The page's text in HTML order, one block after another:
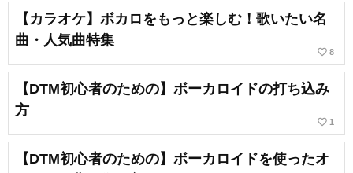
【カラオケ】ボカロをもっと楽しむ！歌いたい名
曲・人気曲特集
favorite_border 8
【DTM初心者のための】ボーカロイドの打ち込み
方
favorite_border 1
【DTM初心者のための】ボーカロイドを使ったオ